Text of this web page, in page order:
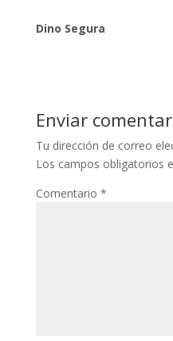
Dino Segura
Enviar
Tu dirección de correo
Los campos obligatorios
Comentario *